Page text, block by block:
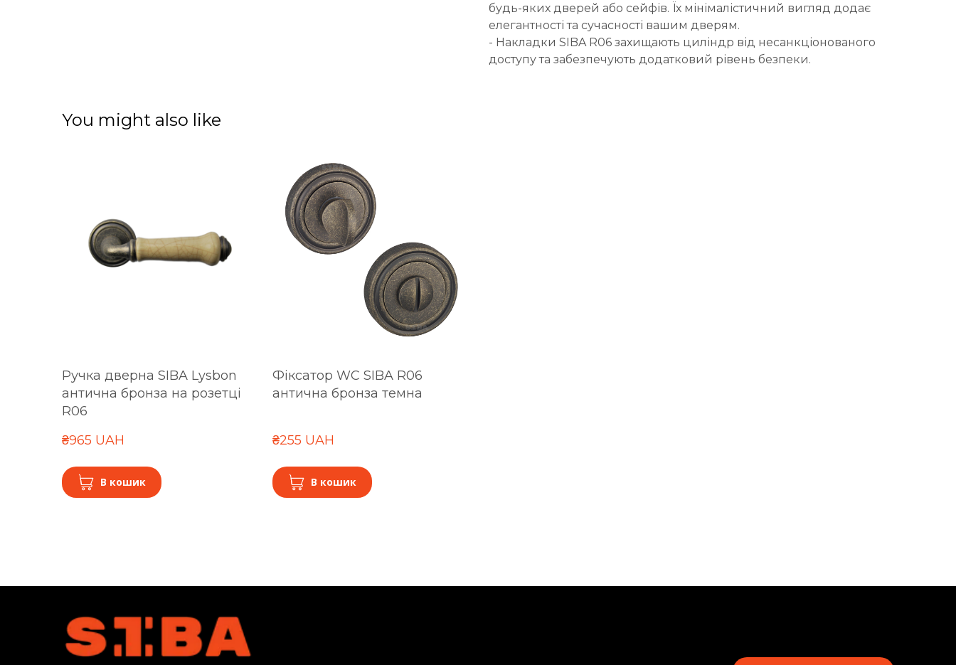
будь-яких дверей або сейфів. Їх мінімалістичний вигляд додає
елегантності та сучасності вашим дверям.
- Накладки SIBA R06 захищають циліндр від несанкціонованого
доступу та забезпечують додатковий рівень безпеки.
You might also like
Ручка дверна SIBA Lysbon
антична бронза на розетці
R06
₴965 UAH
В кошик
Фіксатор WC SIBA R06
антична бронза темна
₴255 UAH
В кошик